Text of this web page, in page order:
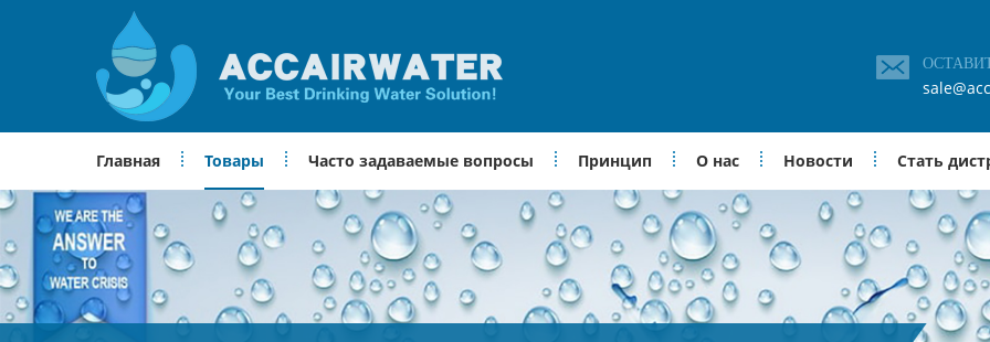
Главная Товары Часто задаваемые вопросы Принцип О нас Новости Стать